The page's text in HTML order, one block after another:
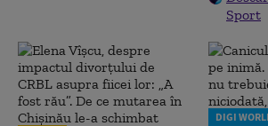
Sport
DIGI